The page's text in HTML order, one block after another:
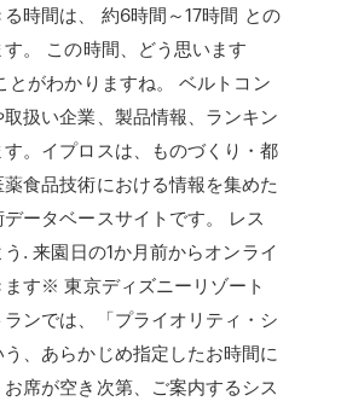
時間は、 約6時間～17時間 との
。 この時間、どう思います
とがわかりますね。 ベルトコン
扱い企業、製品情報、ランキン
。イプロスは、ものづくり・都
食品技術における情報を集めた
ータベースサイトです。 レス
. 来園日の1か月前からオンライ
ます※ 東京ディズニーリゾート
ンでは、「プライオリティ・シ
、あらかじめ指定したお時間に
席が空き次第、ご案内するシス